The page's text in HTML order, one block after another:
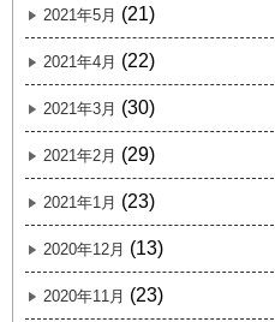
2021年5月 (21)
2021年4月 (22)
2021年3月 (30)
2021年2月 (29)
2021年1月 (23)
2020年12月 (13)
2020年11月 (23)